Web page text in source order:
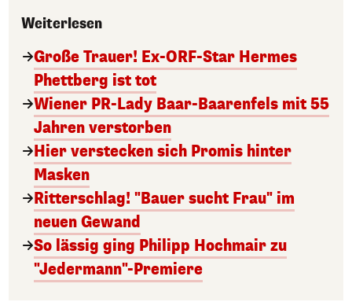
Weiterlesen
Große Trauer! Ex-ORF-Star Hermes
Phettberg ist tot
Wiener PR-Lady Baar-Baarenfels mit 55
Jahren verstorben
Hier verstecken sich Promis hinter
Masken
Ritterschlag! "Bauer sucht Frau" im
neuen Gewand
So lässig ging Philipp Hochmair zu
"Jedermann"-Premiere